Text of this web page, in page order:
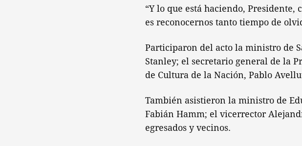
“Y lo que está haciendo,
es reconocernos tanto tiempo de
Participaron del acto la ministro de
Stanley; el secretario general de la
de Cultura de la Nación, Pablo
También asistieron la ministro de
Fabián Hamm; el vicerrector
egresados y vecinos.